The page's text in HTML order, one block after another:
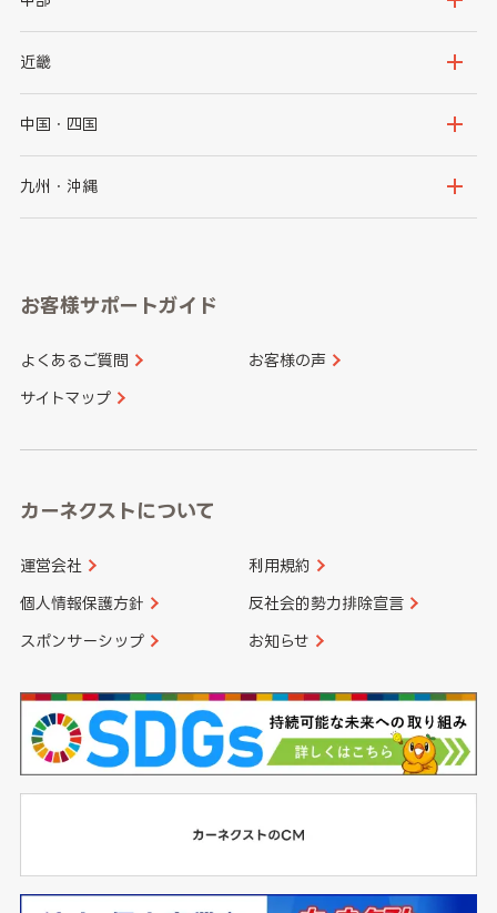
秋田県
群馬県
千葉県
新潟県
石川県
山梨県
愛知県
近畿
大阪府
京都府
和歌山県
中国・四国
鳥取県
山口県
香川県 愛媛県
九州・沖縄
長崎県
大分県 宮崎県
お客様サポートガイド
よくあるご質問 お客様の声
サイトマップ
カーネクストについて
運営会社 利用規約
個人情報保護方針 反社会的勢力排除宣言
スポンサーシップ お知らせ